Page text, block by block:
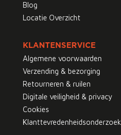
Blog
Locatie Overzicht
KLANTENSERVICE
Algemene voorwaarden
Verzending & bezorging
Retourneren & ruilen
Digitale veiligheid & privacy
Cookies
Klanttevredenheidsonderzoek